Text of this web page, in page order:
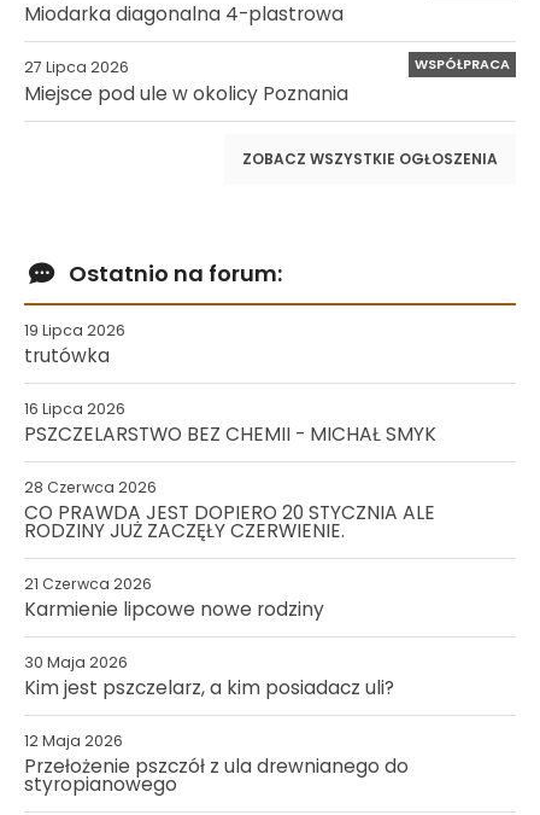
Miodarka diagonalna 4-plastrowa
27 Lipca 2026 WSPÓŁPRACA
Miejsce pod ule w okolicy Poznania
ZOBACZ WSZYSTKIE OGŁOSZENIA
Ostatnio na forum:
19 Lipca 2026
trutówka
16 Lipca 2026
PSZCZELARSTWO BEZ CHEMII - MICHAŁ SMYK
28 Czerwca 2026
CO PRAWDA JEST DOPIERO 20 STYCZNIA ALE
RODZINY JUŻ ZACZĘŁY CZERWIENIE.
21 Czerwca 2026
Karmienie lipcowe nowe rodziny
30 Maja 2026
Kim jest pszczelarz, a kim posiadacz uli?
12 Maja 2026
Przełożenie pszczół z ula drewnianego do
styropianowego